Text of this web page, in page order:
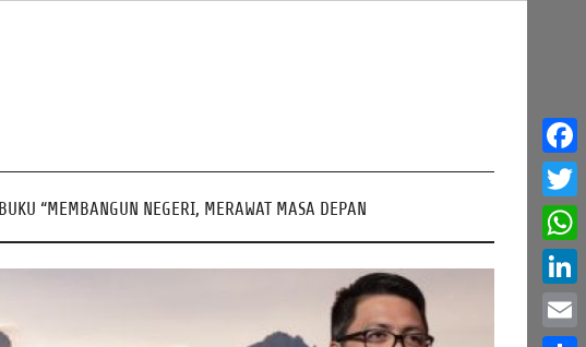
BUKU “MEMBANGUN NEGERI, MERAWAT MASA DEPAN